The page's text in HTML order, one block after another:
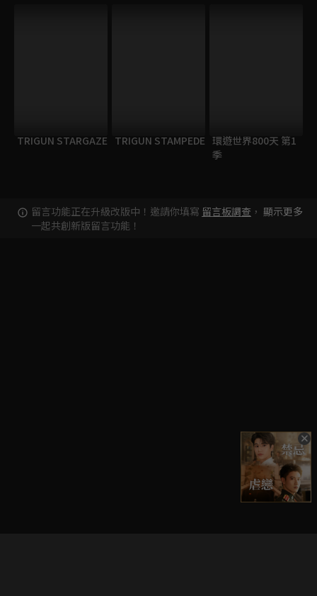
TRIGUN STARGAZE TRIGUN STAMPEDE 環遊世界800天 第1
季
留言功能正在升級改版中！邀請你填寫 留言板調查 ，
一起共創新版留言功能！
顯示更多